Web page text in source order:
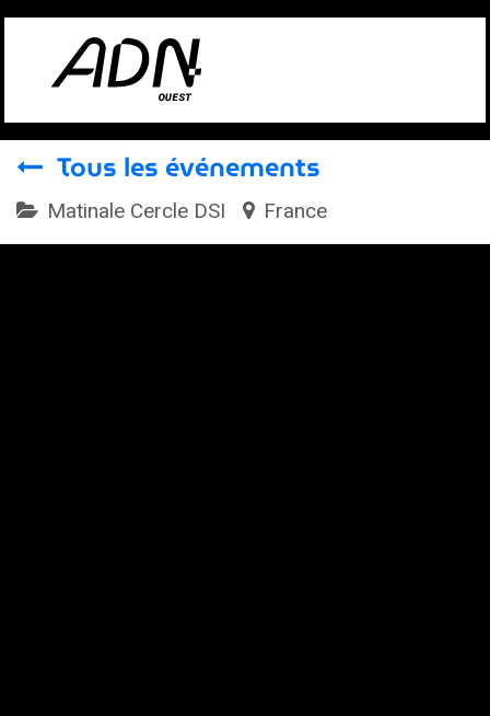
Se rendre au contenu
Tous les événements
Matinale Cercle DSI France